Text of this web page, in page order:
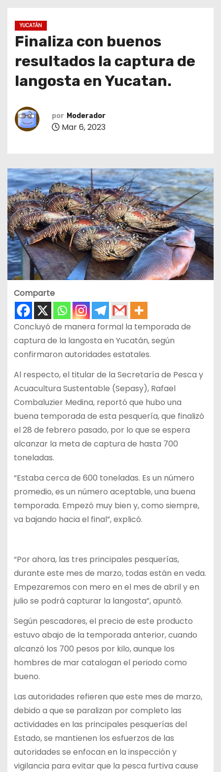
YUCATÁN
Finaliza con buenos
resultados la captura de
langosta en Yucatan.
por Moderador
Mar 6, 2023
Comparte
Concluyó de manera formal la temporada de
captura de la langosta en Yucatán, según
confirmaron autoridades estatales.
Al respecto, el titular de la Secretaría de Pesca y
Acuacultura Sustentable (Sepasy), Rafael
Combaluzier Medina, reportó que hubo una
buena temporada de esta pesquería, que finalizó
el 28 de febrero pasado, por lo que se espera
alcanzar la meta de captura de hasta 700
toneladas.
“Estaba cerca de 600 toneladas. Es un número
promedio, es un número aceptable, una buena
temporada. Empezó muy bien y, como siempre,
va bajando hacia el final”, explicó.
“Por ahora, las tres principales pesquerías,
durante este mes de marzo, todas están en veda.
Empezaremos con mero en el mes de abril y en
julio se podrá capturar la langosta”, apuntó.
Según pescadores, el precio de este producto
estuvo abajo de la temporada anterior, cuando
alcanzó los 700 pesos por kilo, aunque los
hombres de mar catalogan el periodo como
bueno.
Las autoridades refieren que este mes de marzo,
debido a que se paralizan por completo las
actividades en las principales pesquerías del
Estado, se mantienen los esfuerzos de las
autoridades se enfocan en la inspección y
vigilancia para evitar que la pesca furtiva cause